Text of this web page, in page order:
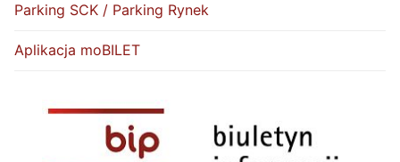
Parking SCK / Parking Rynek
Aplikacja moBILET